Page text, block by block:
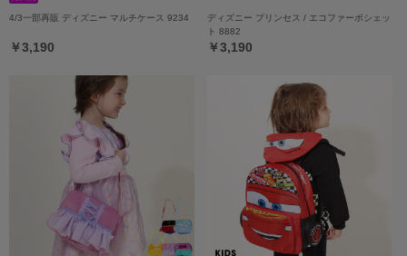
4/3一部再販 ディズニー マルチケース 9234
￥3,190
ディズニー プリンセス / エコファーポシェッ
ト 8882
￥3,190